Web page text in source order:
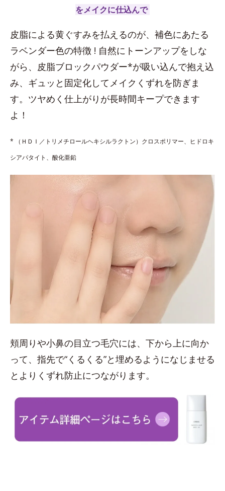
をメイクに仕込んで
皮脂による黄ぐすみを払えるのが、補色にあたる
ラベンダー色の特徴 ! 自然にトーンアップをしな
がら、皮脂ブロックパウダー*が吸い込んで抱え込
み、ギュッと固定化してメイクくずれを防ぎま
す。ツヤめく仕上がりが長時間キープできます
よ！
* （ＨＤＩ／トリメチロールヘキシルラクトン）クロスポリマー、ヒドロキ
シアパタイト、酸化亜鉛
頬周りや小鼻の目立つ毛穴には、下から上に向か
って、指先で“くるくる”と埋めるようになじませる
とよりくずれ防止につながります。